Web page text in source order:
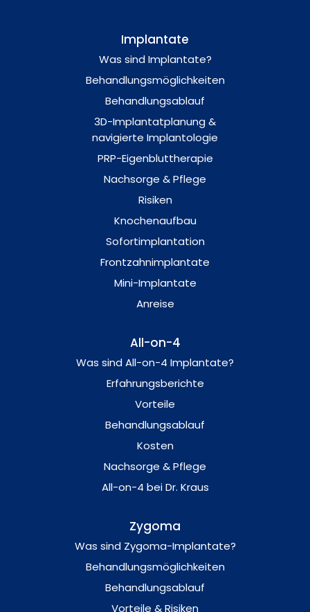
Implantate
Was sind Implantate?
Behandlungsmöglichkeiten
Behandlungsablauf
3D-Implantatplanung &
navigierte Implantologie
PRP-Eigenbluttherapie
Nachsorge & Pflege
Risiken
Knochenaufbau
Sofortimplantation
Frontzahnimplantate
Mini-Implantate
Anreise
All-on-4
Was sind All-on-4 Implantate?
Erfahrungsberichte
Vorteile
Behandlungsablauf
Kosten
Nachsorge & Pflege
All-on-4 bei Dr. Kraus
Zygoma
Was sind Zygoma-Implantate?
Behandlungsmöglichkeiten
Behandlungsablauf
Vorteile & Risiken